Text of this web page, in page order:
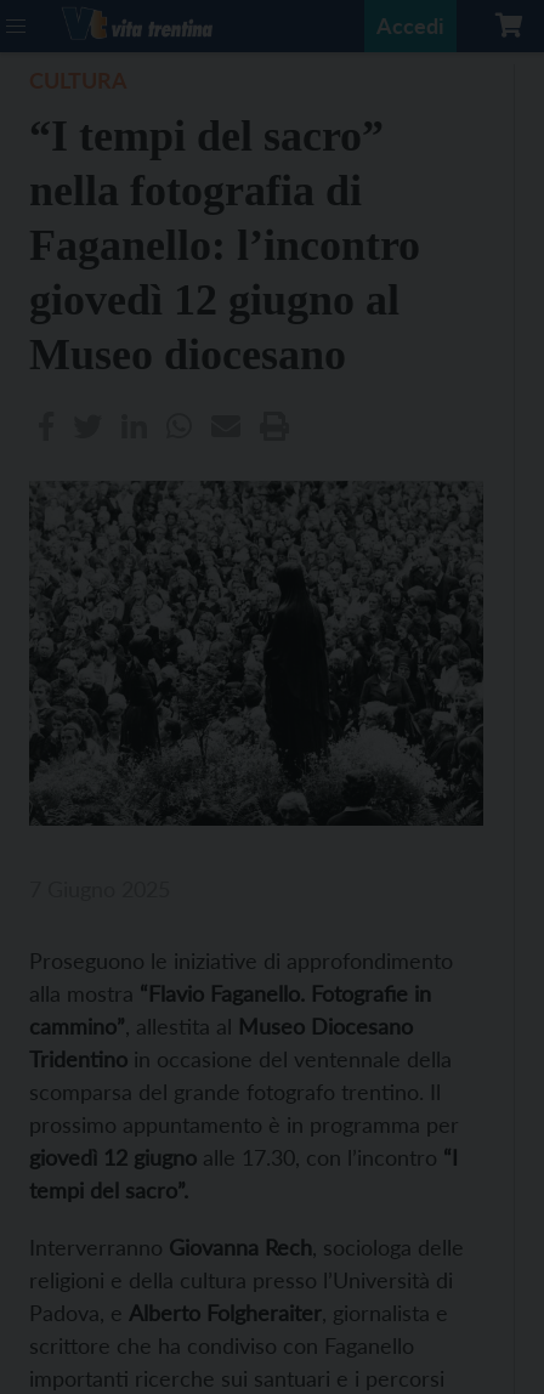
Accedi
“I tempi del sacro”
nella fotografia di
Faganello: l’incontro
giovedì 12 giugno al
Museo diocesano
Proseguono le iniziative di approfondimento
alla mostra “Flavio Faganello. Fotografie in
cammino” , allestita al Museo Diocesano
Tridentino in occasione del ventennale della
scomparsa del grande fotografo trentino. Il
prossimo appuntamento è in programma per
giovedì 12 giugno alle 17.30, con l’incontro “I
tempi del sacro”.
Interverranno Giovanna Rech , sociologa delle
religioni e della cultura presso l’Università di
Padova, e Alberto Folgheraiter , giornalista e
scrittore che ha condiviso con Faganello
importanti ricerche sui santuari e i percorsi